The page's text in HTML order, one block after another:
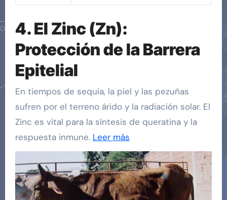
4. El Zinc (Zn):
Protección de la Barrera
Epitelial
En tiempos de sequía, la piel y las pezuñas
sufren por el terreno árido y la radiación solar. El
Zinc es vital para la síntesis de queratina y la
respuesta inmune. Leer más